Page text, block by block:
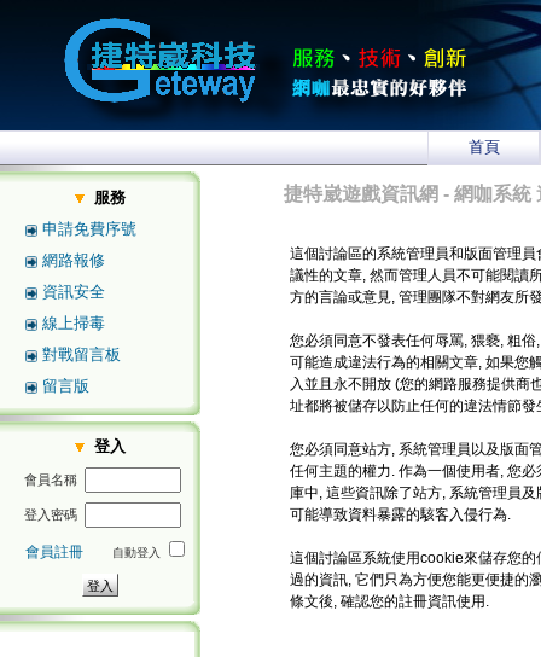
首頁
服務
申請免費序號
網路報修
資訊安全
線上掃毒
對戰留言板
留言版
登入
會員名稱
登入密碼
會員註冊 自動登入
捷特崴遊戲資訊網 - 網咖系統
這個討論區的系統管理員和版面管理
議性的文章, 然而管理人員不可能閱讀
方的言論或意見, 管理團隊不對網友所
您必須同意不發表任何辱罵, 猥褻, 粗
可能造成違法行為的相關文章, 如果您
入並且永不開放 (您的網路服務提供商
址都將被儲存以防止任何的違法情節發
您必須同意站方, 系統管理員以及版面
任何主題的權力. 作為一個使用者, 您
庫中, 這些資訊除了站方, 系統管理員
可能導致資料暴露的駭客入侵行為.
這個討論區系統使用cookie來儲存您
過的資訊, 它們只為方便您能更便捷的
條文後, 確認您的註冊資訊使用.